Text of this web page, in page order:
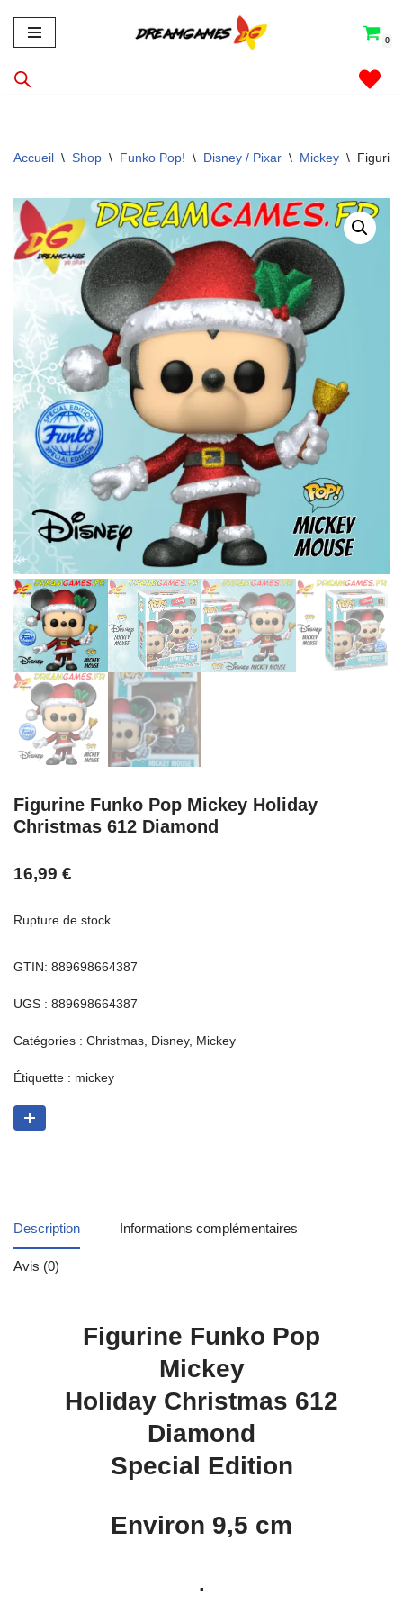
Aller
au
contenu
0
Accueil \ Shop \ Funko Pop! \ Disney / Pixar \ Mickey \
Figurine Funko Pop Mickey Holiday
Christmas 612 Diamond
16,99 €
Rupture de stock
GTIN: 889698664387
UGS : 889698664387
Catégories : Christmas Disney, Mickey
Étiquette : mickey
Description Informations complémentaires
Avis (0)
Figurine Funko Pop
Mickey
Holiday Christmas 612
Diamond
Special Edition
Environ 9,5 cm
.